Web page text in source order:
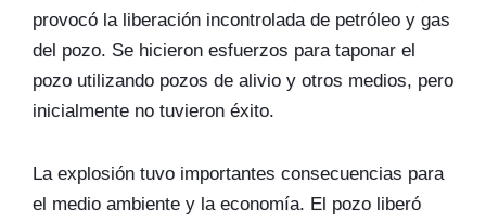
provocó la liberación incontrolada de petróleo y gas
del pozo. Se hicieron esfuerzos para taponar el
pozo utilizando pozos de alivio y otros medios, pero
inicialmente no tuvieron éxito.
La explosión tuvo importantes consecuencias para
el medio ambiente y la economía. El pozo liberó